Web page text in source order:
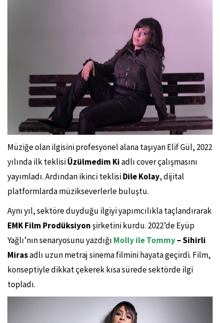
Müziğe olan ilgisini profesyonel alana taşıyan Elif Gül, 2022
yılında ilk teklisiÜzülmedim Kiadlı cover çalışmasını
yayımladı. Ardından ikinci teklisiDile Kolay, dijital
platformlarda müzikseverlerle buluştu.
Aynı yıl, sektöre duyduğu ilgiyi yapımcılıkla taçlandırarak
EMK Film Prodüksiyonşirketini kurdu. 2022’de Eyüp
Yağlı’nın senaryosunu yazdığı Molly ile Tommy– Sihirli
Mirasadlı uzun metraj sinema filmini hayata geçirdi. Film,
konseptiyle dikkat çekerek kısa sürede sektörde ilgi
topladı.